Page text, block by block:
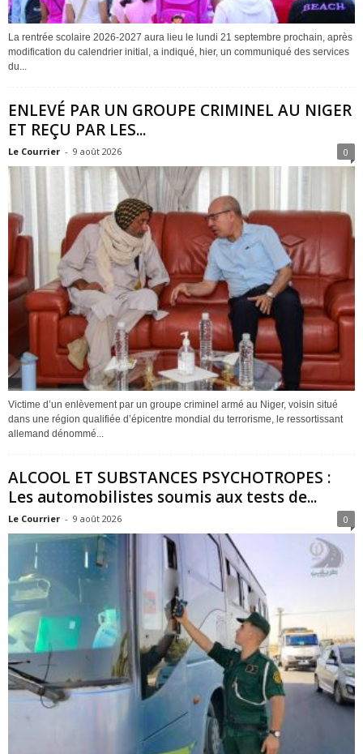
La rentrée scolaire 2026-2027 aura lieu le lundi 21 septembre prochain, après
modification du calendrier initial, a indiqué, hier, un communiqué des services
du...
ENLEVÉ PAR UN GROUPE CRIMINEL AU NIGER
ET REÇU PAR LES...
Le Courrier - 9 août 2026 0
Victime d’un enlèvement par un groupe criminel armé au Niger, voisin situé
dans une région qualifiée d’épicentre mondial du terrorisme, le ressortissant
allemand dénommé...
ALCOOL ET SUBSTANCES PSYCHOTROPES :
Les automobilistes soumis aux tests de...
Le Courrier - 9 août 2026 0